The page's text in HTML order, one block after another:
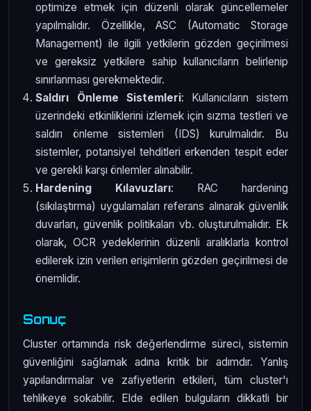
optimize etmek için düzenli olarak güncellemeler
yapılmalıdır. Özellikle, ASC (Automatic Storage
Management) ile ilgili yetkilerin gözden geçirilmesi
ve gereksiz yetkilere sahip kullanıcıların belirlenip
sınırlanması gerekmektedir.
Saldırı Önleme Sistemleri: Kullanıcıların sistem
üzerindeki etkinliklerini izlemek için sızma testleri ve
saldırı önleme sistemleri (IDS) kurulmalıdır. Bu
sistemler, potansiyel tehditleri erkenden tespit eder
ve gerekli karşı önlemler alınabilir.
Hardening Kılavuzları: RAC hardening
(sıkılaştırma) uygulamaları referans alınarak güvenlik
duvarları, güvenlik politikaları vb. oluşturulmalıdır. Ek
olarak, OCR yedeklerinin düzenli aralıklarla kontrol
edilerek izin verilen erişimlerin gözden geçirilmesi de
önemlidir.
Sonuç
Cluster ortamında risk değerlendirme süreci, sistemin
güvenliğini sağlamak adına kritik bir adımdır. Yanlış
yapılandırmalar ve zafiyetlerin etkileri, tüm cluster'ı
tehlikeye sokabilir. Elde edilen bulguların dikkatli bir